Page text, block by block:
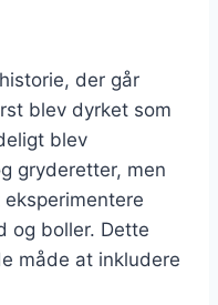
der går
blev dyrket som
blev
gryderetter, men
og boller. Dette
måde at inkludere